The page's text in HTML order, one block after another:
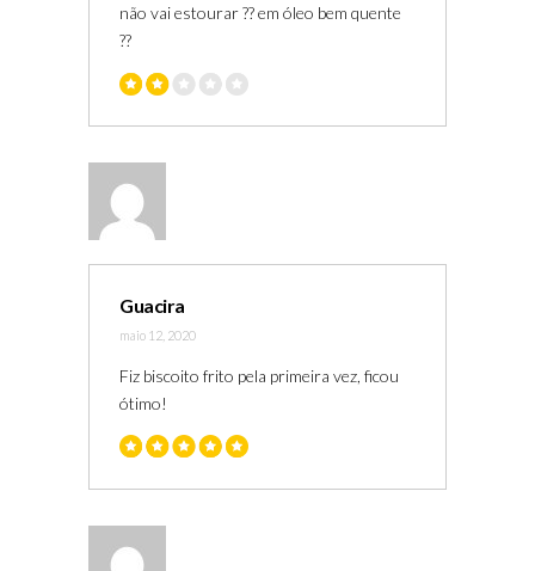
não vai estourar ?? em óleo bem quente
??
Guacira
maio 12, 2020
Fiz biscoito frito pela primeira vez, ficou
ótimo!